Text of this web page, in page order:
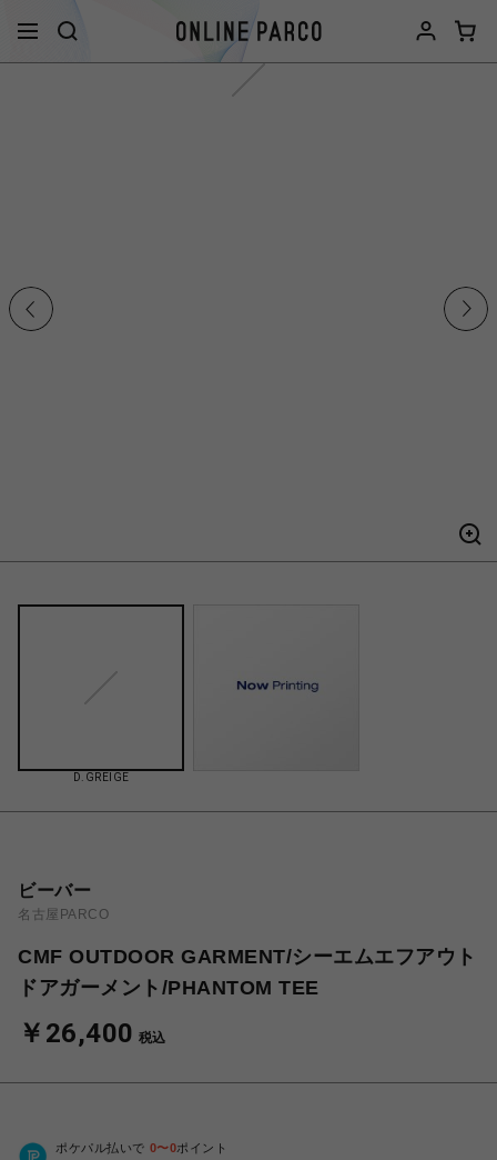
D.GREIGE
ビーバー
名古屋PARCO
CMF OUTDOOR GARMENT/シーエムエフアウト
ドアガーメント/PHANTOM TEE
￥26,400 税込
ポケパル払いで 0〜0ポイント